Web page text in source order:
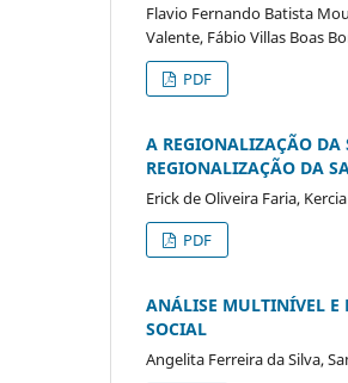
Flavio Fernando Batista
Valente, Fábio Villas Boas
PDF
A REGIONALIZAÇÃO DA
REGIONALIZAÇÃO DA
Erick de Oliveira Faria,
PDF
ANÁLISE MULTINÍVEL E
SOCIAL
Angelita Ferreira da Silva,